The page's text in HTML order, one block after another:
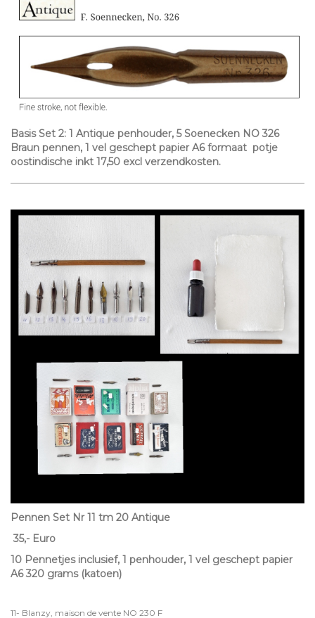
Basis Set 2: 1 Antique penhouder, 5 Soenecken NO 326
Braun pennen, 1 vel geschept papier A6 formaat potje
oostindische inkt 17,50 excl verzendkosten.
Pennen Set Nr 11 tm 20 Antique
35,- Euro
10 Pennetjes inclusief, 1 penhouder, 1 vel geschept papier
A6 320 grams (katoen)
11- Blanzy, maison de vente NO 230 F